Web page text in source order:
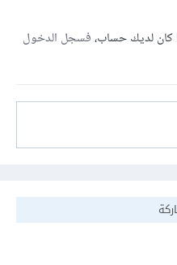
كان لديك حساب،فسجل الدخول